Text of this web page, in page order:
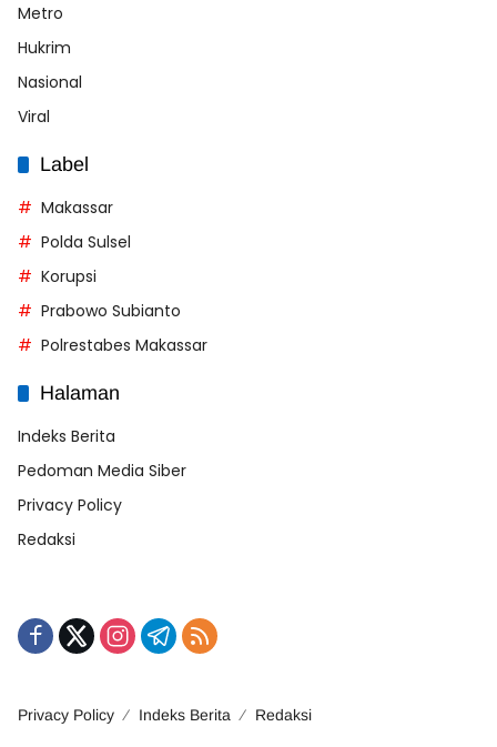
Metro
Hukrim
Nasional
Viral
Label
Makassar
Polda Sulsel
Korupsi
Prabowo Subianto
Polrestabes Makassar
Halaman
Indeks Berita
Pedoman Media Siber
Privacy Policy
Redaksi
Privacy Policy Indeks Berita Redaksi